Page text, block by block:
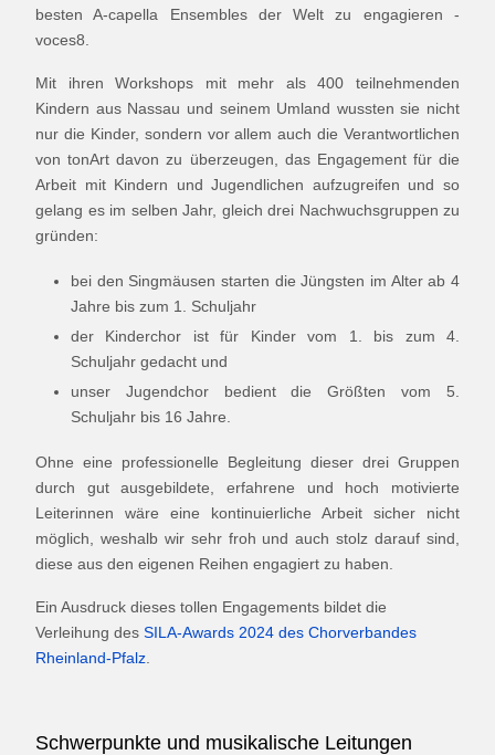
besten A-capella Ensembles der Welt zu engagieren -
voces8.
Mit ihren Workshops mit mehr als 400 teilnehmenden
Kindern aus Nassau und seinem Umland wussten sie nicht
nur die Kinder, sondern vor allem auch die Verantwortlichen
von tonArt davon zu überzeugen, das Engagement für die
Arbeit mit Kindern und Jugendlichen aufzugreifen und so
gelang es im selben Jahr, gleich drei Nachwuchsgruppen zu
gründen:
bei den Singmäusen starten die Jüngsten im Alter ab 4
Jahre bis zum 1. Schuljahr
der Kinderchor ist für Kinder vom 1. bis zum 4.
Schuljahr gedacht und
unser Jugendchor bedient die Größten vom 5.
Schuljahr bis 16 Jahre.
Ohne eine professionelle Begleitung dieser drei Gruppen
durch gut ausgebildete, erfahrene und hoch motivierte
Leiterinnen wäre eine kontinuierliche Arbeit sicher nicht
möglich, weshalb wir sehr froh und auch stolz darauf sind,
diese aus den eigenen Reihen engagiert zu haben.
Ein Ausdruck dieses tollen Engagements bildet die
Verleihung des SILA-Awards 2024 des Chorverbandes
Rheinland-Pfalz
Schwerpunkte und musikalische Leitungen